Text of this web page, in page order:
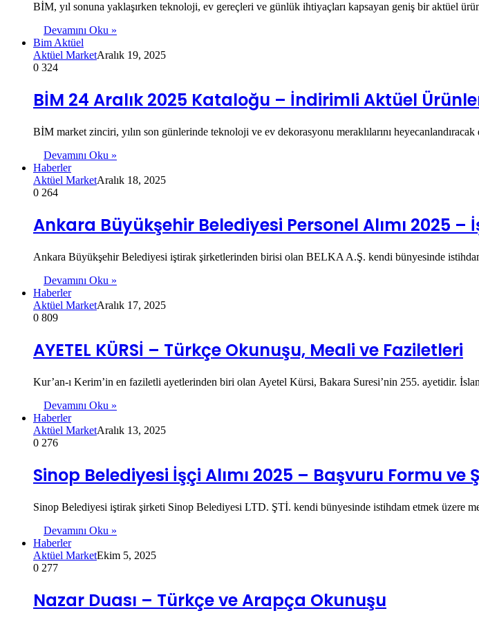
BİM, yıl sonuna yaklaşırken teknoloji, ev gereçleri ve günlük ihtiyaçları kapsayan geniş bir aktüel
Devamını Oku »
Bim Aktüel
Aktüel MarketAralık 19, 2025
0 324
BİM 24 Aralık 2025 Kataloğu – İndirimli Aktüel
BİM market zinciri, yılın son günlerinde teknoloji ve ev dekorasyonu meraklılarını
Devamını Oku »
Haberler
Aktüel MarketAralık 18, 2025
0 264
Ankara Büyükşehir Belediyesi Personel Alımı 2025 –
Ankara Büyükşehir Belediyesi iştirak şirketlerinden birisi olan BELKA A.Ş. kendi bünyesinde
Devamını Oku »
Haberler
Aktüel MarketAralık 17, 2025
0 809
AYETEL KÜRSİ – Türkçe Okunuşu, Meali ve Faziletleri
Kur’an-ı Kerim’in en faziletli ayetlerinden biri olan Ayetel Kürsi, Bakara Suresi’nin 255. ayetidir.
Devamını Oku »
Haberler
Aktüel MarketAralık 13, 2025
0 276
Sinop Belediyesi İşçi Alımı 2025 – Başvuru Formu ve
Sinop Belediyesi iştirak şirketi Sinop Belediyesi LTD. ŞTİ. kendi bünyesinde istihdam etmek üzere
Devamını Oku »
Haberler
Aktüel MarketEkim 5, 2025
0 277
Nazar Duası – Türkçe ve Arapça Okunuşu